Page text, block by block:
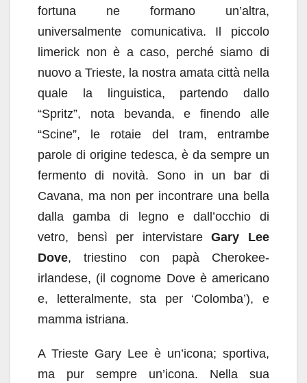
fortuna ne formano un’altra,
universalmente comunicativa. Il piccolo
limerick non è a caso, perché siamo di
nuovo a Trieste, la nostra amata città nella
quale la linguistica, partendo dallo
“Spritz”, nota bevanda, e finendo alle
“Scine”, le rotaie del tram, entrambe
parole di origine tedesca, è da sempre un
fermento di novità. Sono in un bar di
Cavana, ma non per incontrare una bella
dalla gamba di legno e dall’occhio di
vetro, bensì per intervistareGary Lee
Dove, triestino con papà Cherokee-
irlandese, (il cognome Dove è americano
e, letteralmente, sta per ‘Colomba’), e
mamma istriana.
A Trieste Gary Lee è un’icona; sportiva,
ma pur sempre un’icona. Nella sua